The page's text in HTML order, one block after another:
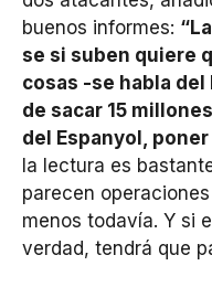
buenos informes:
se si suben quiere
cosas -se habla del
de sacar 15
del Espanyol,
la lectura es
parecen
menos todavía. Y si
verdad, tendrá que